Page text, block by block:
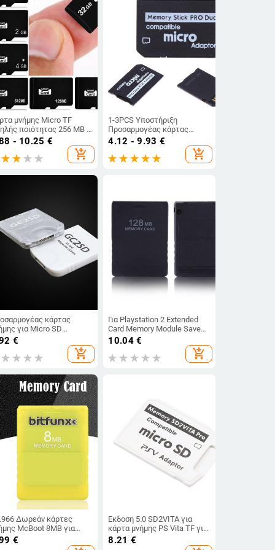
μνήμης Micro TF
ποιότητας 256 MB 1
2 GB 4 GB 8 GB 16 GB 32
Flash Μνήμη Κάρτα
Micro SD για
Smartphone
- 10.25 €
add_shopping_cart
1-3PCS Υποστήριξη
Προσαρμογέας κάρτας
μνήμης Προσαρμογέας Micro
SD σε Memory Stick για PSP
Micro SD 1MB-128GB
4.12 - 9.93 €
add_shopping_cart
κάρτας
για Micro SD
υποδοχής
μνήμης για κονσόλες
GameCube Wii
€
add_shopping_cart
Για Playstation 2 Extended
Card Memory Module Save
Game Data Stick Module Για
8M/16M/32M/64M/128M
10.04€
add_shopping_cart
Δωρεάν κάρτες
McBoot 8MB για
προγράμματος
€
Έκδοση 5.0 SD2VITA για
κάρτα μνήμης PS Vita TF για
κάρτα παιχνιδιού PSVita PSV
1000/2000 Adapter 3.60
8.21 €